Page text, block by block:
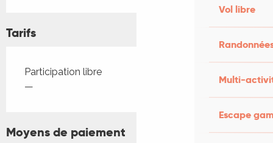
Vol libre
Multi-
Escape
Tarifs
Tarifs 2026
Participation libre
—
Moyens de paiement